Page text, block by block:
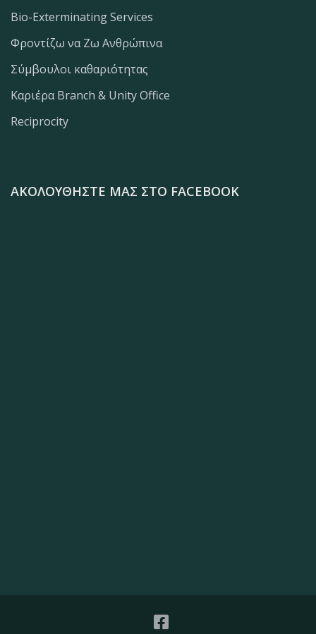
Bio-Exterminating Services
Φροντίζω να Ζω Ανθρώπινα
Σύμβουλοι καθαριότητας
Καριέρα Branch & Unity Office
Reciprocity
ΑΚΟΛΟΥΘΉΣΤΕ ΜΑΣ ΣΤΟ FACEBOOK